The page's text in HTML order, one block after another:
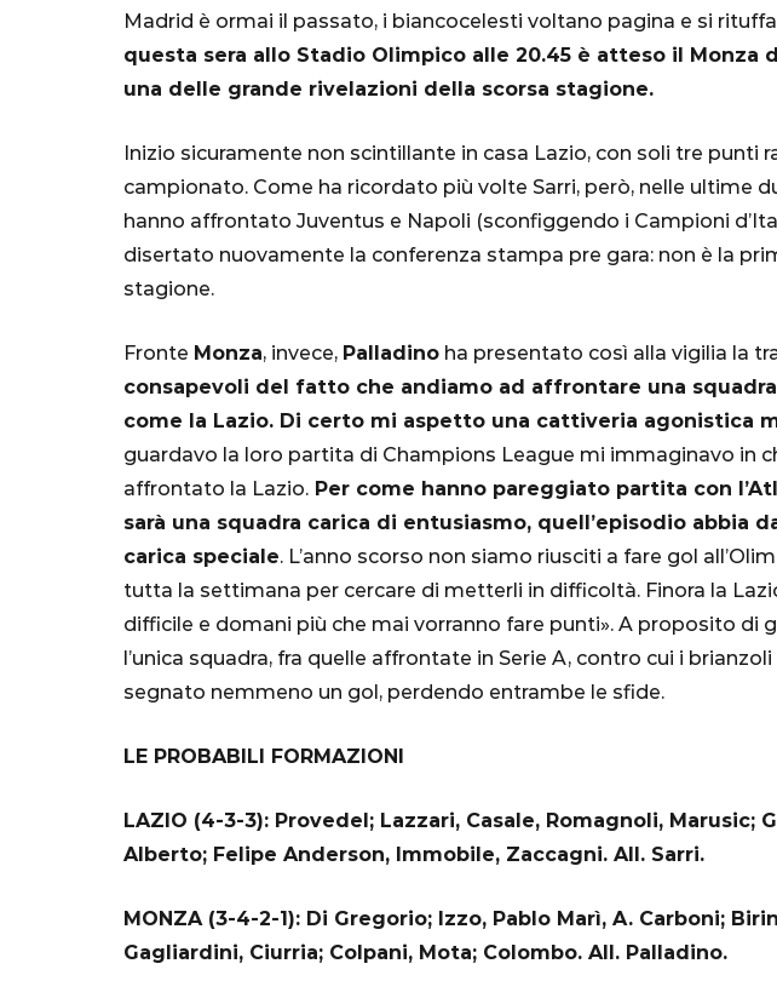
Madrid è ormai il passato, i biancocelesti voltano pagina e si
questa sera allo Stadio Olimpico alle 20.45 è atteso il Monza
una delle grande rivelazioni della scorsa stagione.
Inizio sicuramente non scintillante in casa Lazio, con soli tre punti
campionato. Come ha ricordato più volte Sarri, però, nelle ultime
hanno affrontato Juventus e Napoli (sconfiggendo i Campioni
disertato nuovamente la conferenza stampa pre gara: non è la
stagione.
Fronte Monza, invece, Palladino ha presentato così alla vigilia la
consapevoli del fatto che andiamo ad affrontare una
come la Lazio. Di certo mi aspetto una cattiveria agonistica
guardavo la loro partita di Champions League mi immaginavo in
affrontato la Lazio. Per come hanno pareggiato partita con
sarà una squadra carica di entusiasmo, quell’episodio abbia
carica speciale. L’anno scorso non siamo riusciti a fare gol
tutta la settimana per cercare di metterli in difficoltà. Finora la
difficile e domani più che mai vorranno fare punti». A proposito di
l’unica squadra, fra quelle affrontate in Serie A, contro cui i
segnato nemmeno un gol, perdendo entrambe le sfide.
LE PROBABILI FORMAZIONI
LAZIO (4-3-3): Provedel; Lazzari, Casale, Romagnoli, Marusic;
Alberto; Felipe Anderson, Immobile, Zaccagni. All. Sarri.
MONZA (3-4-2-1): Di Gregorio; Izzo, Pablo Marì, A. Carboni;
Gagliardini, Ciurria; Colpani, Mota; Colombo. All. Palladino.
Lautaro Martinez,
parla l'agente:
"Bayern? Pensa
all'Inter e al
Mondiale"
5 Ottobre 2022 1